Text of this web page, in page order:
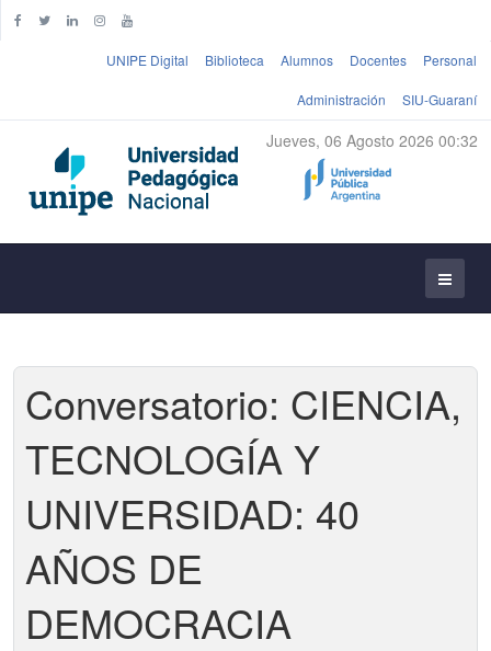
UNIPE Digital Biblioteca Alumnos Docentes Personal
Administración SIU-Guaraní
Jueves, 06 Agosto 2026 00:32
Conversatorio: CIENCIA,
TECNOLOGÍA Y
UNIVERSIDAD: 40
AÑOS DE
DEMOCRACIA